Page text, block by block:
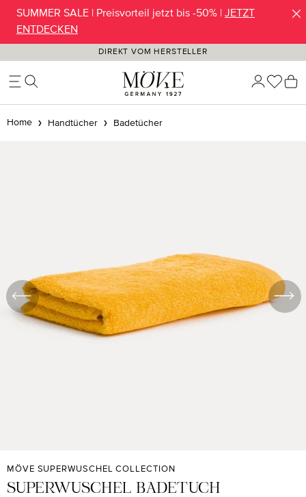
Zum Hauptinhalt springen
SUMMER SALE | Preisvorteil jetzt bis -50% | JETZT
ENTDECKEN
DIREKT VOM HERSTELLER
Du
Home Handtücher Badetücher
MÖVE SUPERWUSCHEL COLLECTION
SUPERWUSCHEL BADETUCH